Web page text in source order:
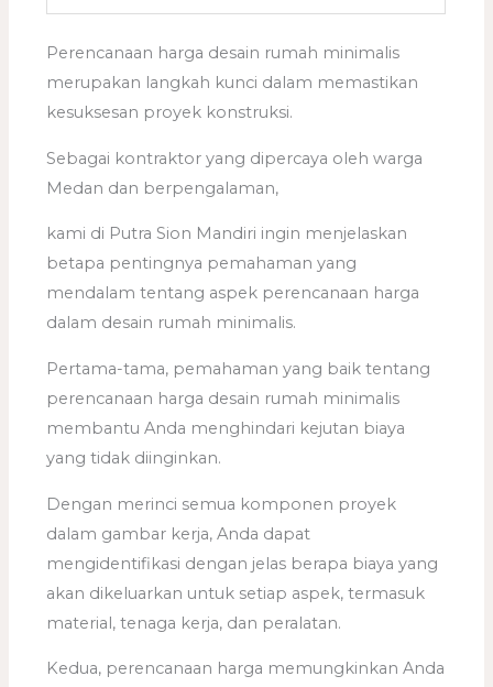
Perencanaan harga desain rumah minimalis
merupakan langkah kunci dalam memastikan
kesuksesan proyek konstruksi.
Sebagai kontraktor yang dipercaya oleh warga
Medan dan berpengalaman,
kami di Putra Sion Mandiri ingin menjelaskan
betapa pentingnya pemahaman yang
mendalam tentang aspek perencanaan harga
dalam desain rumah minimalis.
Pertama-tama, pemahaman yang baik tentang
perencanaan harga desain rumah minimalis
membantu Anda menghindari kejutan biaya
yang tidak diinginkan.
Dengan merinci semua komponen proyek
dalam gambar kerja, Anda dapat
mengidentifikasi dengan jelas berapa biaya yang
akan dikeluarkan untuk setiap aspek, termasuk
material, tenaga kerja, dan peralatan.
Kedua, perencanaan harga memungkinkan Anda